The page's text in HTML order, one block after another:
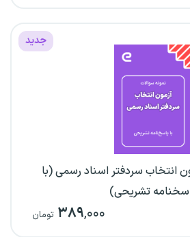
جدید
انتخاب سردفتر اسناد رسمی (با
تشریحی)
۳۸۹,۰۰۰ تومان